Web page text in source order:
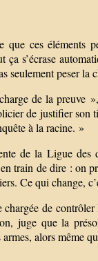
que ces éléments
s’écrase
seulement peser
de la preuve
de justifier son
à la racine. »
de la Ligue des
train de dire : on
Ce qui change,
chargée de
juge que la
armes, alors même